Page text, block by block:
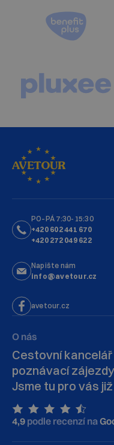
PO–PÁ 7:30-15:30
+420 602 441 670
+420 272 049 622
Napište nám
info@avetour.cz
avetour.cz
O nás
Cestovní
poznávací
Jsme tu pro vás
4,9 podle recenzí na